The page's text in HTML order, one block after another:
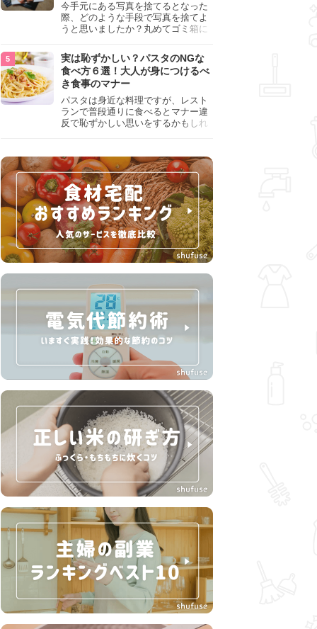
今手元にある写真を捨てるとなった
際、どのような手段で写真を捨てよ
うと思いましたか？丸めてゴミ箱に
真は個人情報が詰まっているので、
ただ丸めただけの状態で捨ててしま
うのは危険です。写真にすべきでは
ない捨て方をまとめているので、ぜ
ひチェックしておきましょう。
実は恥ずかしい？パスタのNGな
食べ方６選！大人が身につけるべ
き食事のマナー
パスタは身近な料理ですが、レスト
ランで普段通りに食べるとマナー違
反で恥ずかしい思いをするかもしれ
して、正しい食べ方を確認しましょ
う。大人の嗜みとして知っておきた
い新常識を解説します。